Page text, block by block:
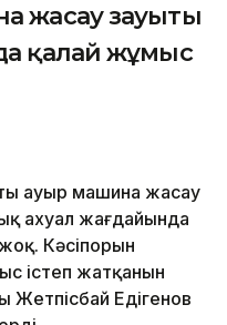
жасау зауыты
қалай жұмыс
ауыр машина жасау
ахуал жағдайында
Кәсіпорын
істеп жатқанын
Жетпісбай Едігенов